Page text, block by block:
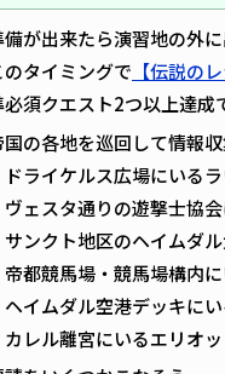
備が出来たら演習地の外に
のタイミングで 【伝説のレ
必須クエスト2つ以上達成
国の各地を巡回して情報
ドライケルス広場にいる
ヴェスタ通りの遊撃士協
サンクト地区のヘイムダ
帝都競馬場・競馬場構内
ヘイムダル空港デッキに
カレル離宮にいるエリオ